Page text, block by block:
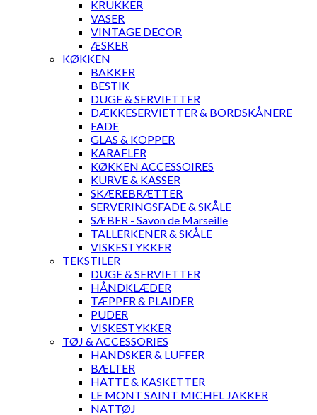
KRUKKER
VASER
VINTAGE DECOR
ÆSKER
KØKKEN
BAKKER
BESTIK
DUGE & SERVIETTER
DÆKKESERVIETTER & BORDSKÅNERE
FADE
GLAS & KOPPER
KARAFLER
KØKKEN ACCESSOIRES
KURVE & KASSER
SKÆREBRÆTTER
SERVERINGSFADE & SKÅLE
SÆBER - Savon de Marseille
TALLERKENER & SKÅLE
VISKESTYKKER
TEKSTILER
DUGE & SERVIETTER
HÅNDKLÆDER
TÆPPER & PLAIDER
PUDER
VISKESTYKKER
TØJ & ACCESSORIES
HANDSKER & LUFFER
BÆLTER
HATTE & KASKETTER
LE MONT SAINT MICHEL JAKKER
NATTØJ